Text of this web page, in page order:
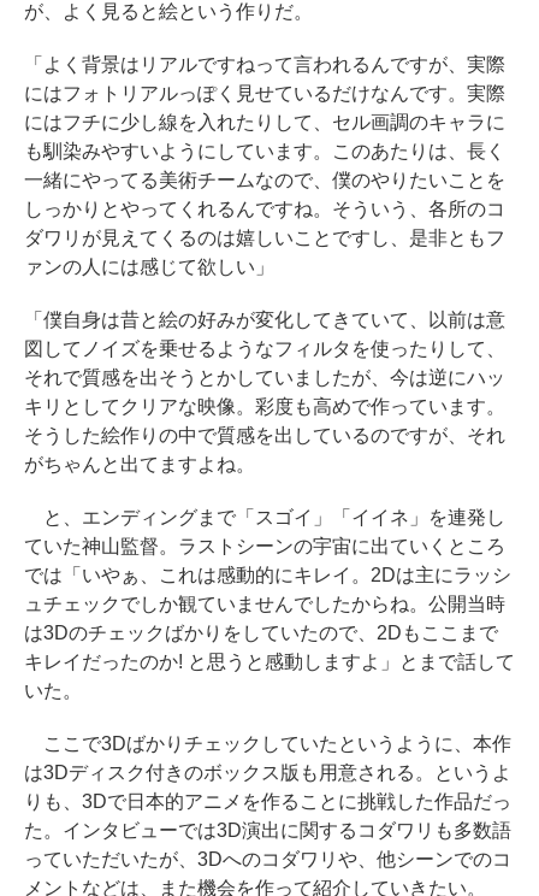
が、よく見ると絵という作りだ。
「よく背景はリアルですねって言われるんですが、実際
にはフォトリアルっぽく見せているだけなんです。実際
にはフチに少し線を入れたりして、セル画調のキャラに
も馴染みやすいようにしています。このあたりは、長く
一緒にやってる美術チームなので、僕のやりたいことを
しっかりとやってくれるんですね。そういう、各所のコ
ダワリが見えてくるのは嬉しいことですし、是非ともフ
ァンの人には感じて欲しい」
「僕自身は昔と絵の好みが変化してきていて、以前は意
図してノイズを乗せるようなフィルタを使ったりして、
それで質感を出そうとかしていましたが、今は逆にハッ
キリとしてクリアな映像。彩度も高めで作っています。
そうした絵作りの中で質感を出しているのですが、それ
がちゃんと出てますよね。
と、エンディングまで「スゴイ」「イイネ」を連発し
ていた神山監督。ラストシーンの宇宙に出ていくところ
では「いやぁ、これは感動的にキレイ。2Dは主にラッシ
ュチェックでしか観ていませんでしたからね。公開当時
は3Dのチェックばかりをしていたので、2Dもここまで
キレイだったのか! と思うと感動しますよ」とまで話して
いた。
ここで3Dばかりチェックしていたというように、本作
は3Dディスク付きのボックス版も用意される。というよ
りも、3Dで日本的アニメを作ることに挑戦した作品だっ
た。インタビューでは3D演出に関するコダワリも多数語
っていただいたが、3Dへのコダワリや、他シーンでのコ
メントなどは、また機会を作って紹介していきたい。